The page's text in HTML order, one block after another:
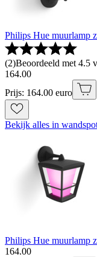
Philips Hue muurlamp
(2)Beoordeeld met 4.5
164.00
Prijs: 164.00 euro
Bekijk alles in
Philips Hue muurlamp
164.00